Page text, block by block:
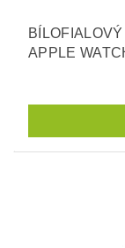
APPLE